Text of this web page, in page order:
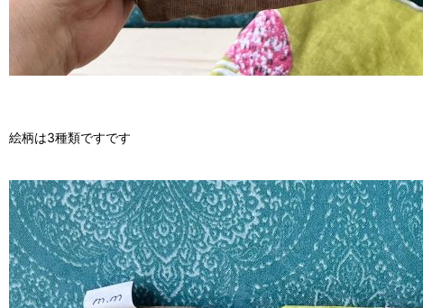
絵柄は3種類ですです